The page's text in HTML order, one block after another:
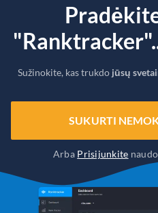
Sužinokite, kas trukdo jūsų
SUKURTI
Arba Prisijunkite